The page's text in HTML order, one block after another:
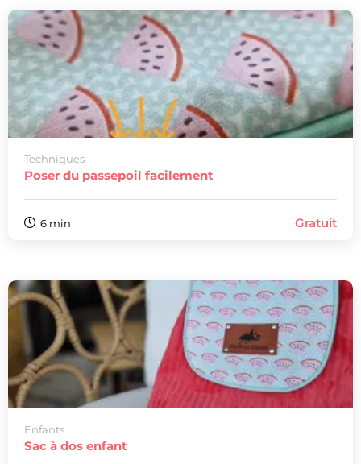
Techniques
Poser du passepoil facilement
6 min Gratuit
Enfants
Sac à dos enfant